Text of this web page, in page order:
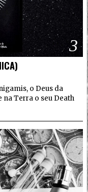
3
o Deus da
Terra o seu Death